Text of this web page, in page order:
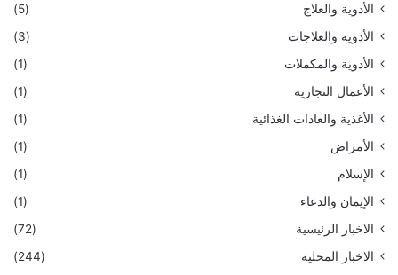
الأدوية والعلاج
(5)
الأدوية والعلاجات
(3)
الأدوية والمكملات
(1)
الأعمال التجارية
(1)
الأغذية والعادات الغذائية
(1)
الأمراض
(1)
الإسلام
(1)
الإيمان والدعاء
(1)
الاخبار الرئيسية
(72)
الاخبار المحلية
(244)